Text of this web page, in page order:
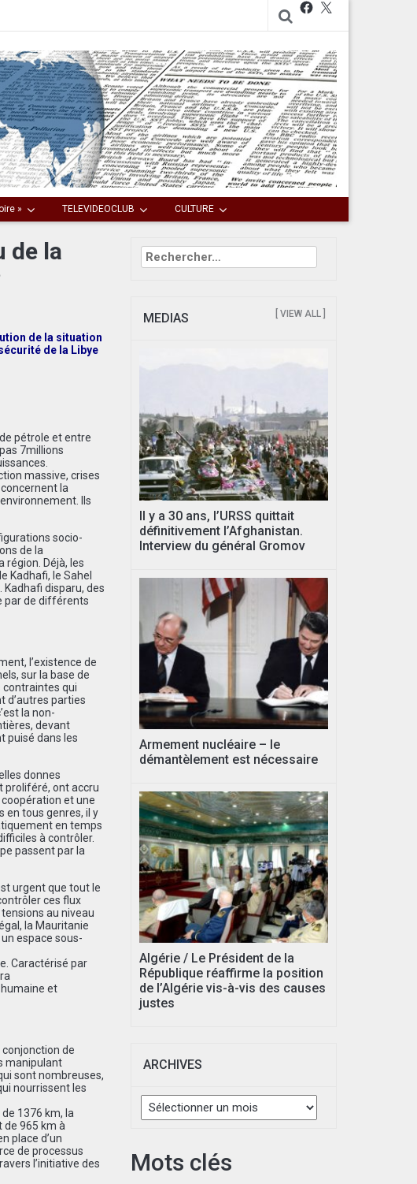
Facebook
» TELEVIDEOCLUB CULTURE
de la
de la situation
de la Libye
pétrole et entre
7millions
massive, crises
la
Ils
socio-
de la
région. Déjà, les
Kadhafi, le Sahel
disparu, des
par de différents
l’existence de
sur la base de
contraintes qui
d’autres parties
la non-
devant
puisé dans les
donnes
proliféré, ont accru
et une
en tous genres, il y
en temps
à contrôler.
passent par la
urgent que tout le
ces flux
au niveau
la Mauritanie
espace sous-
Caractérisé par
et
de
manipulant
sont nombreuses,
nourrissent les
1376 km, la
de 965 km à
place d’un
de processus
l’initiative des
Rechercher :
MEDIAS [ VIEW ALL ]
Il y a 30 ans, l’URSS quittait
définitivement l’Afghanistan.
Interview du général Gromov
Armement nucléaire – le
démantèlement est nécessaire
Algérie / Le Président de la
République réaffirme la position
de l’Algérie vis-à-vis des causes
justes
ARCHIVES
Archives
Mots clés